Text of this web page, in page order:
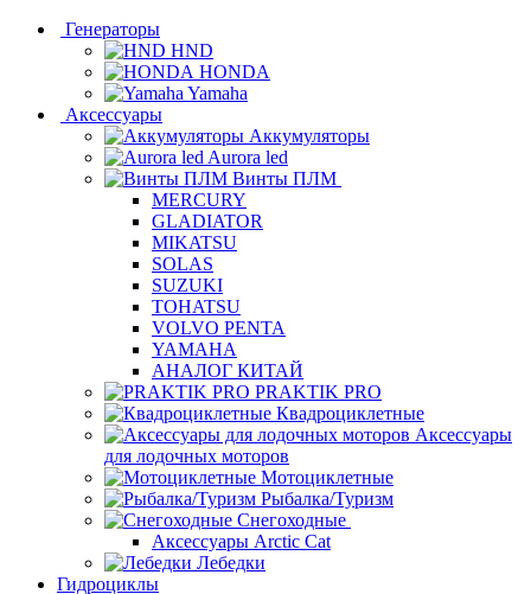
Генераторы
HND
HONDA
Yamaha
Аксессуары
Аккумуляторы
Aurora led
Винты ПЛМ
MERCURY
GLADIATOR
MIKATSU
SOLAS
SUZUKI
TOHATSU
VOLVO PENTA
YAMAHA
АНАЛОГ КИТАЙ
PRAKTIK PRO
Квадроциклетные
Аксессуары
для лодочных моторов
Мотоциклетные
Рыбалка/Туризм
Снегоходные
Аксессуары Arctic Cat
Лебедки
Гидроциклы